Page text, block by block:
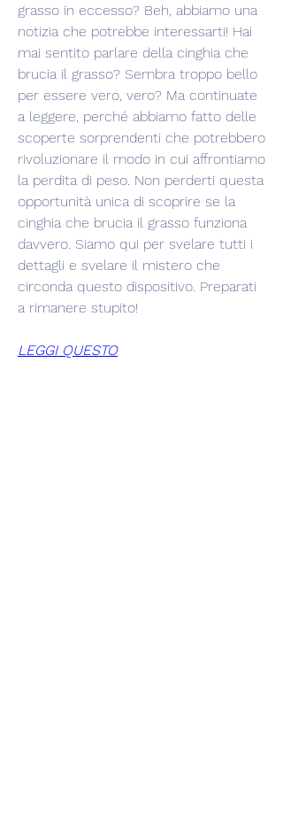
grasso in eccesso? Beh, abbiamo una
notizia che potrebbe interessarti! Hai
mai sentito parlare della cinghia che
brucia il grasso? Sembra troppo bello
per essere vero, vero? Ma continuate
a leggere, perché abbiamo fatto delle
scoperte sorprendenti che potrebbero
rivoluzionare il modo in cui affrontiamo
la perdita di peso. Non perderti questa
opportunità unica di scoprire se la
cinghia che brucia il grasso funziona
davvero. Siamo qui per svelare tutti i
dettagli e svelare il mistero che
circonda questo dispositivo. Preparati
a rimanere stupito!
LEGGI QUESTO